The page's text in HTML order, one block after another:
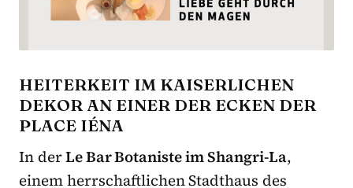
HEITERKEIT IM KAISERLICHEN
DEKOR AN EINER DER ECKEN DER
PLACE IÉNA
In derLe Bar Botaniste im Shangri-La,
einem herrschaftlichen Stadthaus des